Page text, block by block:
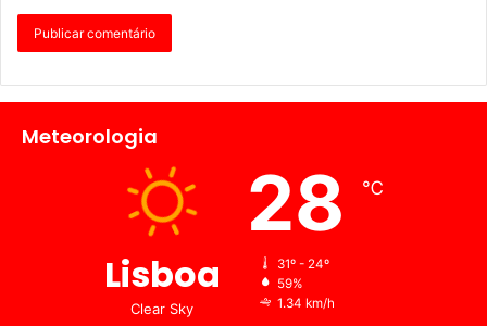
Meteorologia
Lisboa
Clear Sky
28 ℃
31º - 24º
59%
1.34 km/h